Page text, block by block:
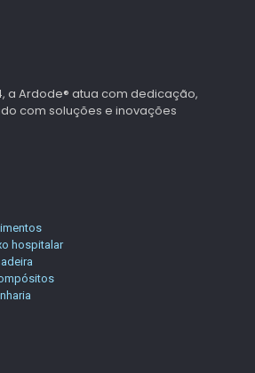
a Ardode® atua com dedicação,
com soluções e inovações
hospitalar